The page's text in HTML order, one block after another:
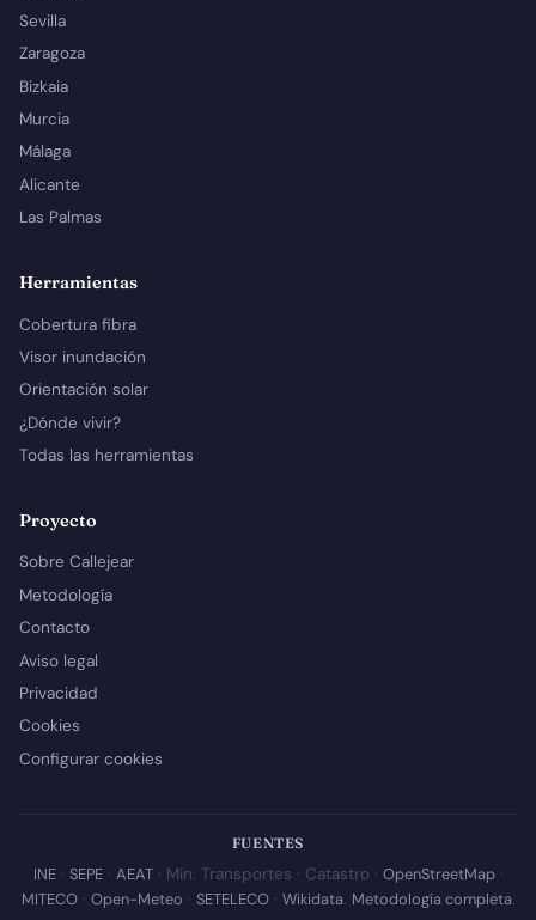
Sevilla
Zaragoza
Bizkaia
Murcia
Málaga
Alicante
Las Palmas
Herramientas
Cobertura fibra
Visor inundación
Orientación solar
¿Dónde vivir?
Todas las herramientas
Proyecto
Sobre Callejear
Metodología
Contacto
Aviso legal
Privacidad
Cookies
Configurar cookies
FUENTES
INE· SEPE· AEAT· Min. Transportes · Catastro · OpenStreetMap·
MITECO· Open-Meteo · SETELECO· Wikidata. Metodología completa.